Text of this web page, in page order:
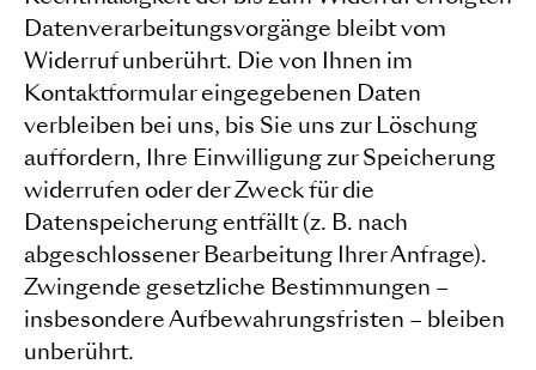
Datenverarbeitungsvorgänge bleibt vom
Widerruf unberührt. Die von Ihnen im
Kontaktformular eingegebenen Daten
verbleiben bei uns, bis Sie uns zur Löschung
auffordern, Ihre Einwilligung zur Speicherung
widerrufen oder der Zweck für die
Datenspeicherung entfällt (z. B. nach
abgeschlossener Bearbeitung Ihrer Anfrage).
Zwingende gesetzliche Bestimmungen –
insbesondere Aufbewahrungsfristen – bleiben
unberührt.